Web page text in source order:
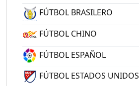
FÚTBOL BRASILERO
FÚTBOL CHINO
FÚTBOL ESPAÑOL
FÚTBOL ESTADOS UNIDOS